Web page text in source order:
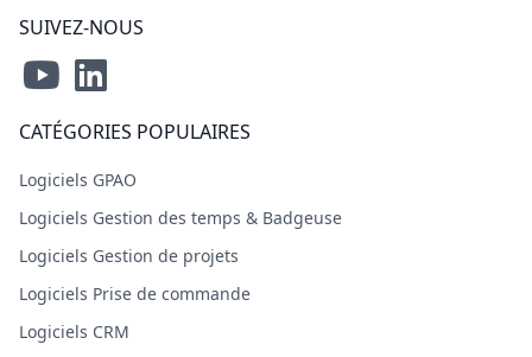
SUIVEZ-NOUS
CATÉGORIES POPULAIRES
Logiciels GPAO
Logiciels Gestion des temps & Badgeuse
Logiciels Gestion de projets
Logiciels Prise de commande
Logiciels CRM